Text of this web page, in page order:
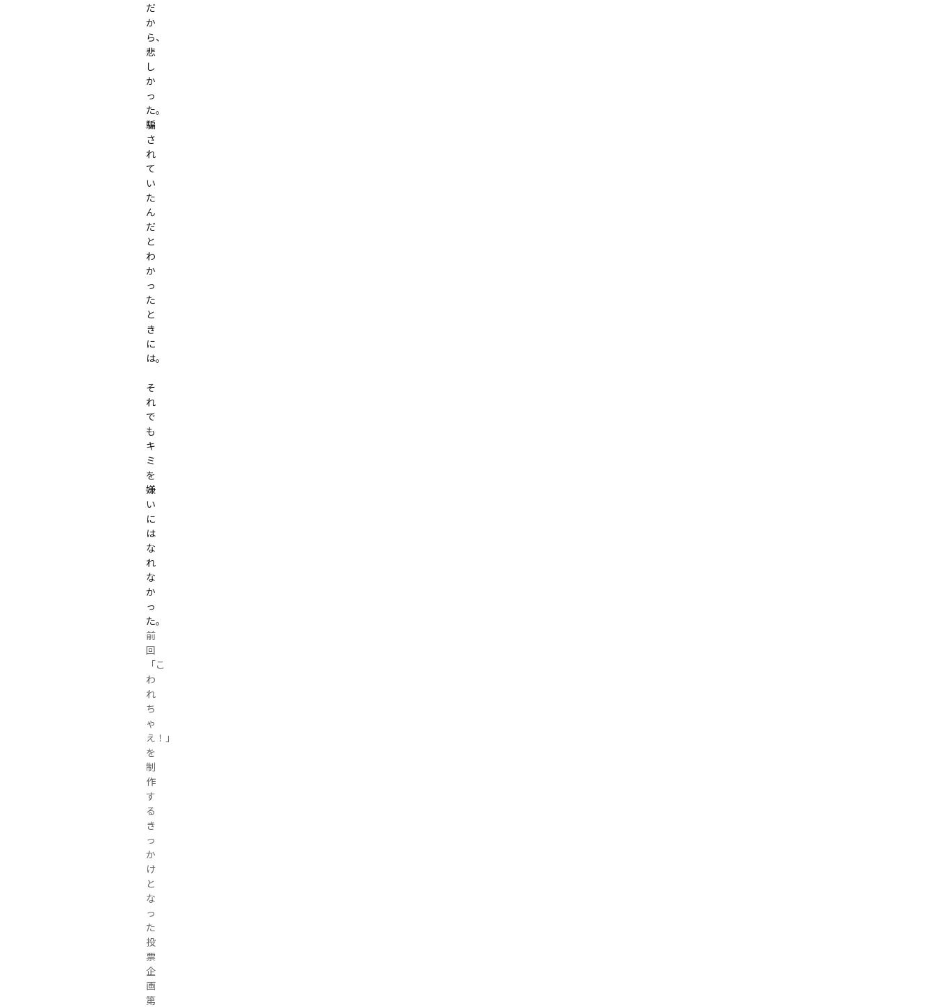
だ
か
ら、
悲
し
か
っ
た。
騙
さ
れ
て
い
た
ん
だ
と
わ
か
っ
た
と
き
に
は。
そ
れ
で
も
キ
ミ
を
嫌
い
に
は
な
れ
な
か
っ
た。
前
回
「こ
わ
れ
ち
ゃ
え！」
を
制
作
す
る
き
っ
か
け
と
な
っ
た
投
票
企
画
第